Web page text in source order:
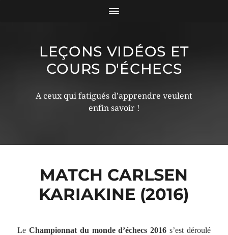
LEÇONS VIDÉOS ET
COURS D'ÉCHECS
A ceux qui fatigués d'apprendre veulent
enfin savoir !
MATCH CARLSEN
KARIAKINE (2016)
Le Championnat du monde d’échecs 2016 s’est déroulé